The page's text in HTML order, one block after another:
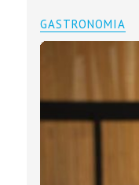
GASTRONOMIA